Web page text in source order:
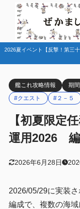
2026夏イベント【反撃！第三
艦これ攻略情報
期
#クエスト
#２－５
【初夏限定
運用2026 編
2026年6月28日
2026/05/29に実装
編成で、複数の海域
目次
1
2.1 １－４・２
2.3 ４－５
3 まとめ